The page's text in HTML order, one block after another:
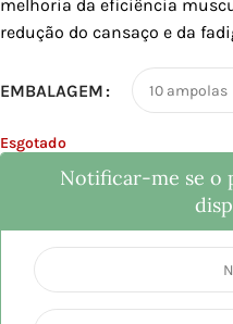
melhoria da eficiência
redução do cansaço e da
EMBALAGEM
Esgotado
Notificar-me se o